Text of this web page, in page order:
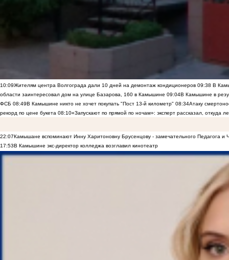
10:09Жителям центра Волгограда дали 10 дней на демонтаж кондиционеров 09:38 В
области заинтересовал дом на улице Базарова, 160 в Камышине 09:04В Камышине в
ФСБ 08:49В Камышине никто не хочет покупать "Пост 13-й километр" 08:34Атаку
рекорд по цене букета 08:10«Запускают по прямой по ночам»: эксперт рассказал, откуда
22:07Камышане вспоминают Инну Харитоновну Брусенцову - замечательного Педагога и
17:53В Камышине экс-директор колледжа возглавил кинотеатр